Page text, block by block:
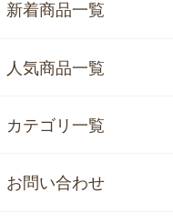
新着商品一覧
人気商品一覧
カテゴリ一覧
お問い合わせ